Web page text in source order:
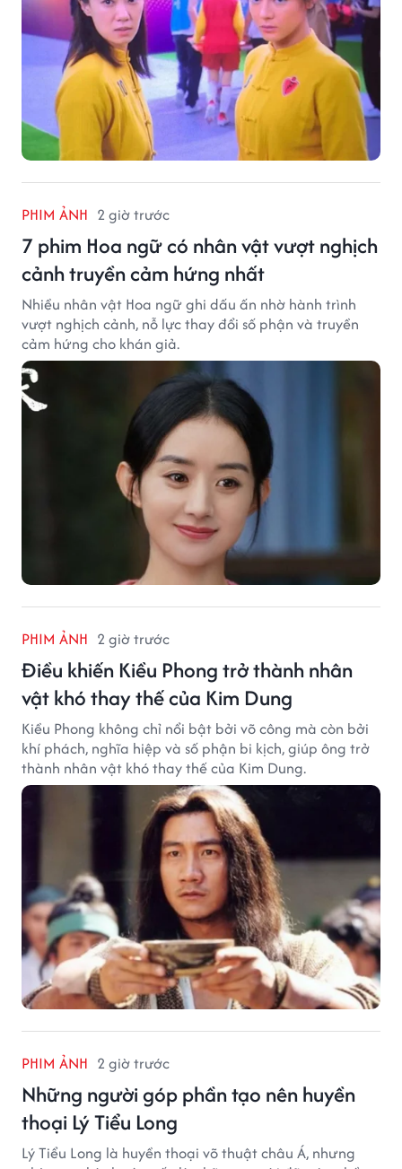
PHIM ẢNH 2 giờ trước
7 phim Hoa ngữ có nhân vật vượt nghịch
cảnh truyền cảm hứng nhất
Nhiều nhân vật Hoa ngữ ghi dấu ấn nhờ hành trình
vượt nghịch cảnh, nỗ lực thay đổi số phận và truyền
cảm hứng cho khán giả.
PHIM ẢNH 2 giờ trước
Điều khiến Kiều Phong trở thành nhân
vật khó thay thế của Kim Dung
Kiều Phong không chỉ nổi bật bởi võ công mà còn bởi
khí phách, nghĩa hiệp và số phận bi kịch, giúp ông trở
thành nhân vật khó thay thế của Kim Dung.
PHIM ẢNH 2 giờ trước
Những người góp phần tạo nên huyền
thoại Lý Tiểu Long
Lý Tiểu Long là huyền thoại võ thuật châu Á, nhưng